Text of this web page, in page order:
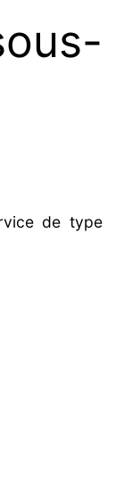
de type